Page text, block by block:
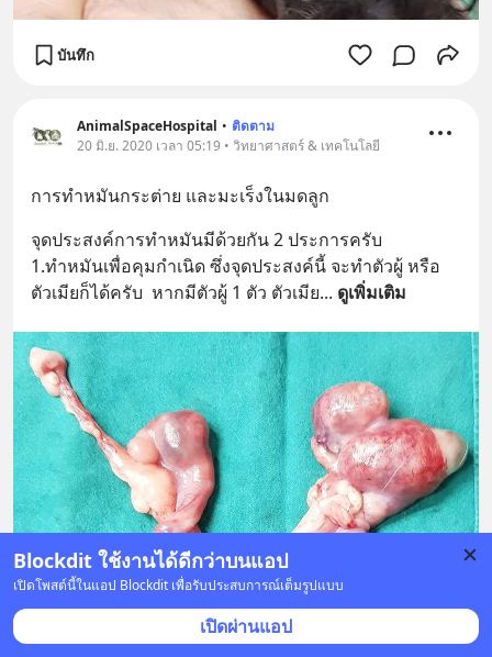
Blockdit ใช้งานได้ดีกว่าบนแอป
เปิดโพสต์นี้ในแอป Blockdit เพื่อรับประสบการณ์เต็มรูปแบบ
เปิดผ่านแอป
บันทึก
AnimalSpaceHospital • ติดตาม
20 มิ.ย. 2020 เวลา 05:19 • วิทยาศาสตร์ & เทคโนโลยี
การทำหมันกระต่าย และมะเร็งในมดลูก
จุดประสงค์การทำหมันมีด้วยกัน 2 ประการครับ
1.ทำหมันเพื่อคุมกำเนิด ซึ่งจุดประสงค์นี้ จะทำตัวผู้ หรือ
ตัวเมียก็ได้ครับ  หากมีตัวผู้ 1 ตัว ตัวเมีย... ดูเพิ่มเติม